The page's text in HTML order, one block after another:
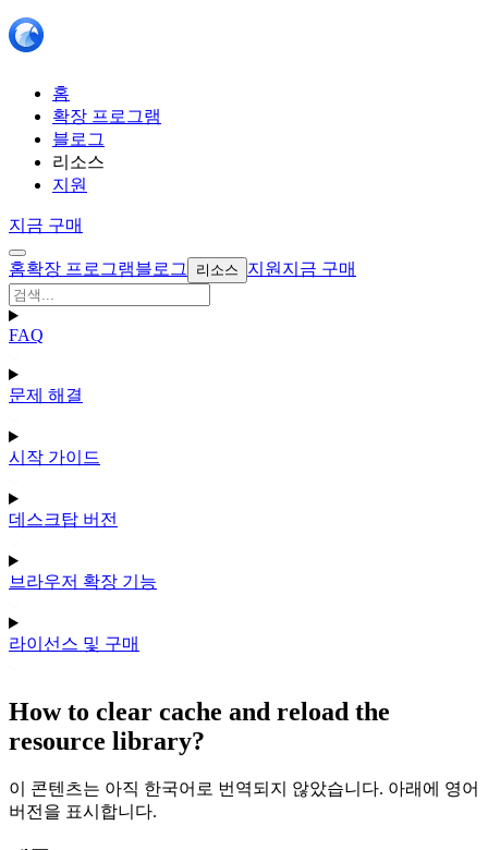
홈
확장 프로그램
블로그
리소스
지원
지금 구매
홈확장 프로그램블로그 리소스 지원 지금 구매
FAQ
문제 해결
시작 가이드
데스크탑 버전
브라우저 확장 기능
라이선스 및 구매
How to clear cache and reload the
resource library?
이 콘텐츠는 아직 한국어로 번역되지 않았습니다. 아래에 영어
버전을 표시합니다.